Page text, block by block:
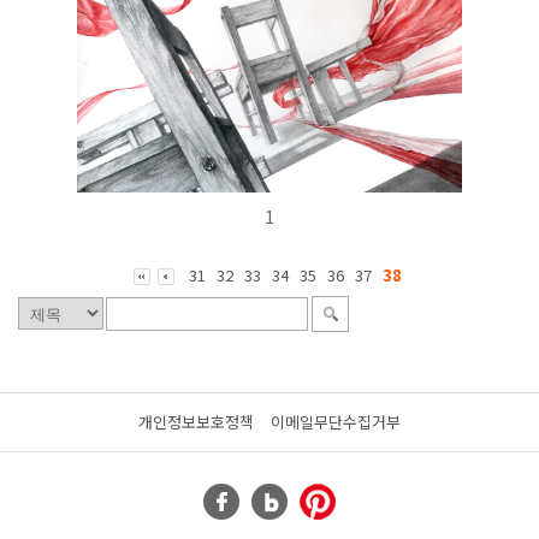
1
31 32 33 34 35 36 37 38
개인정보보호정책 이메일무단수집거부